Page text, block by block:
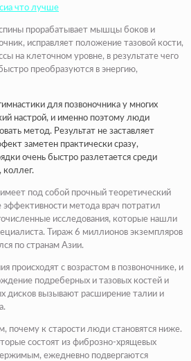
что лучше
прорабатывает мышцы боков и
исправляет положение тазовой кости,
на клеточном уровне, в результате чего
преобразуются в энергию,
для позвоночника у многих
настрой, и именно поэтому люди
метод. Результат не заставляет
заметен практически сразу,
очень быстро разлетается среди
коллег.
под собой прочный теоретический
метода врач потратил
исследования, которые нашли
Тираж 6 миллионов экземпляров
по странам Азии.
происходят с возрастом в позвоночнике, и
подреберных и тазовых костей и
дисков вызывают расширение талии и
почему к старости люди становятся ниже.
состоят из фиброзно-хрящевых
ежедневно подвергаются